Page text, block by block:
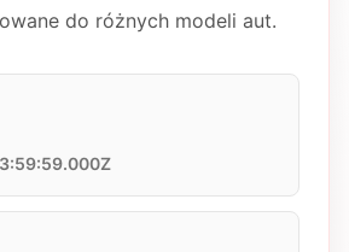
do różnych modeli aut.